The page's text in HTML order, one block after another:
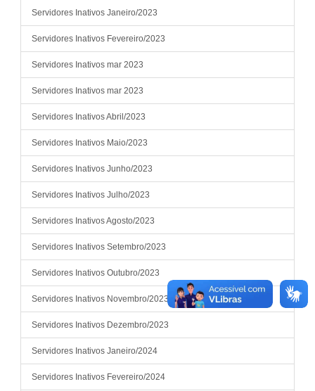
Servidores Inativos Janeiro/2023
Servidores Inativos Fevereiro/2023
Servidores Inativos mar 2023
Servidores Inativos mar 2023
Servidores Inativos Abril/2023
Servidores Inativos Maio/2023
Servidores Inativos Junho/2023
Servidores Inativos Julho/2023
Servidores Inativos Agosto/2023
Servidores Inativos Setembro/2023
Servidores Inativos Outubro/2023
Servidores Inativos Novembro/2023
Servidores Inativos Dezembro/2023
Servidores Inativos Janeiro/2024
Servidores Inativos Fevereiro/2024